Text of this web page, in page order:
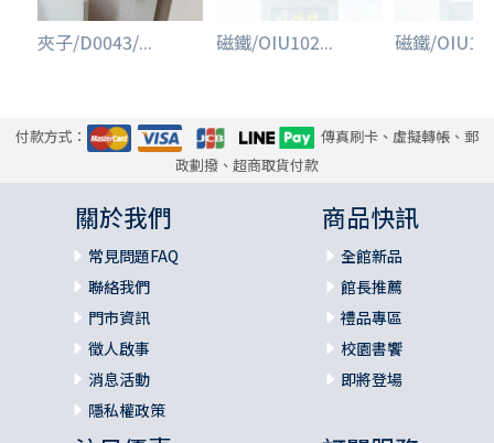
夾子/D0043/... 磁鐵/OIU102... 磁鐵/
付款方式：
傳真刷卡、虛擬轉帳、郵
政劃撥、超商取貨付款
關於我們
常見問題FAQ
聯絡我們
門市資訊
徵人啟事
消息活動
隱私權政策
商品快訊
全館新品
館長推薦
禮品專區
校園書饗
即將登場